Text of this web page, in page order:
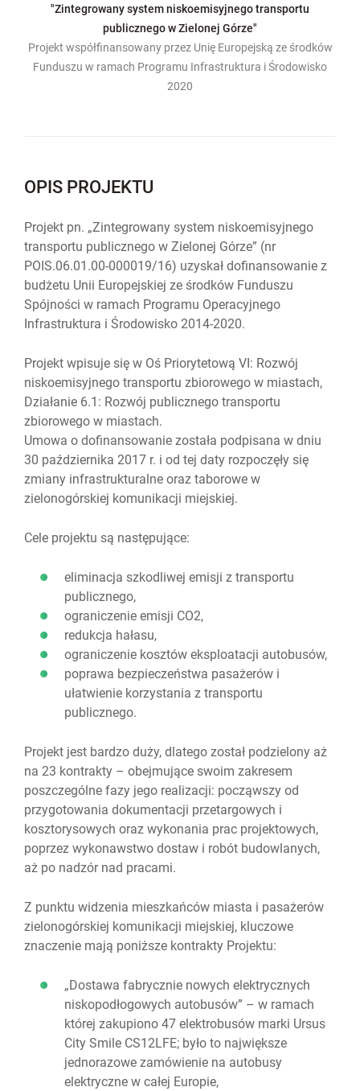
"Zintegrowany system niskoemisyjnego transportu
publicznego w Zielonej Górze"
Projekt współfinansowany przez Unię Europejską ze środków
Funduszu w ramach Programu Infrastruktura i Środowisko
2020
OPIS PROJEKTU
Projekt pn. „Zintegrowany system niskoemisyjnego
transportu publicznego w Zielonej Górze” (nr
POIS.06.01.00-000019/16) uzyskał dofinansowanie z
budżetu Unii Europejskiej ze środków Funduszu
Spójności w ramach Programu Operacyjnego
Infrastruktura i Środowisko 2014-2020.
Projekt wpisuje się w Oś Priorytetową VI: Rozwój
niskoemisyjnego transportu zbiorowego w miastach,
Działanie 6.1: Rozwój publicznego transportu
zbiorowego w miastach.
Umowa o dofinansowanie została podpisana w dniu
30 października 2017 r. i od tej daty rozpoczęły się
zmiany infrastrukturalne oraz taborowe w
zielonogórskiej komunikacji miejskiej.
Cele projektu są następujące:
eliminacja szkodliwej emisji z transportu
publicznego,
ograniczenie emisji CO2,
redukcja hałasu,
ograniczenie kosztów eksploatacji autobusów,
poprawa bezpieczeństwa pasażerów i
ułatwienie korzystania z transportu
publicznego.
Projekt jest bardzo duży, dlatego został podzielony aż
na 23 kontrakty – obejmujące swoim zakresem
poszczególne fazy jego realizacji: począwszy od
przygotowania dokumentacji przetargowych i
kosztorysowych oraz wykonania prac projektowych,
poprzez wykonawstwo dostaw i robót budowlanych,
aż po nadzór nad pracami.
Z punktu widzenia mieszkańców miasta i pasażerów
zielonogórskiej komunikacji miejskiej, kluczowe
znaczenie mają poniższe kontrakty Projektu:
„Dostawa fabrycznie nowych elektrycznych
niskopodłogowych autobusów” – w ramach
której zakupiono 47 elektrobusów marki Ursus
City Smile CS12LFE; było to największe
jednorazowe zamówienie na autobusy
elektryczne w całej Europie,